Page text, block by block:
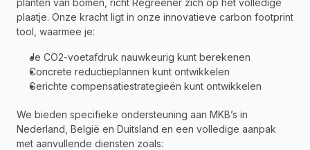
planten van bomen, richt Regreener zich op het volledige
plaatje. Onze kracht ligt in onze innovatieve carbon footprint
tool, waarmee je:
Je CO2-voetafdruk nauwkeurig kunt berekenen
Concrete reductieplannen kunt ontwikkelen
Gerichte compensatiestrategieën kunt ontwikkelen
We bieden specifieke ondersteuning aan MKB’s in
Nederland, België en Duitsland en een volledige aanpak
met aanvullende diensten zoals: